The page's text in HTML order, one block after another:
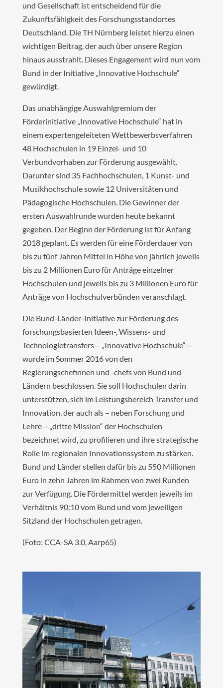
und Gesellschaft ist entscheidend für die
Zukunftsfähigkeit des Forschungsstandortes
Deutschland. Die TH Nürnberg leistet hierzu einen
wichtigen Beitrag, der auch über unsere Region
hinaus ausstrahlt. Dieses Engagement wird nun vom
Bund in der Initiative „Innovative Hochschule“
gewürdigt.
Das unabhängige Auswahlgremium der
Förderinitiative „Innovative Hochschule“ hat in
einem expertengeleiteten Wettbewerbsverfahren
48 Hochschulen in 19 Einzel- und 10
Verbundvorhaben zur Förderung ausgewählt.
Darunter sind 35 Fachhochschulen, 1 Kunst- und
Musikhochschule sowie 12 Universitäten und
Pädagogische Hochschulen. Die Gewinner der
ersten Auswahlrunde wurden heute bekannt
gegeben. Der Beginn der Förderung ist für Anfang
2018 geplant. Es werden für eine Förderdauer von
bis zu fünf Jahren Mittel in Höhe von jährlich jeweils
bis zu 2 Millionen Euro für Anträge einzelner
Hochschulen und jeweils bis zu 3 Millionen Euro für
Anträge von Hochschulverbünden veranschlagt.
Die Bund-Länder-Initiative zur Förderung des
forschungsbasierten Ideen-, Wissens- und
Technologietransfers – „Innovative Hochschule“ –
wurde im Sommer 2016 von den
Regierungschefinnen und -chefs von Bund und
Ländern beschlossen. Sie soll Hochschulen darin
unterstützen, sich im Leistungsbereich Transfer und
Innovation, der auch als – neben Forschung und
Lehre – „dritte Mission“ der Hochschulen
bezeichnet wird, zu profilieren und ihre strategische
Rolle im regionalen Innovationssystem zu stärken.
Bund und Länder stellen dafür bis zu 550 Millionen
Euro in zehn Jahren im Rahmen von zwei Runden
zur Verfügung. Die Fördermittel werden jeweils im
Verhältnis 90:10 vom Bund und vom jeweiligen
Sitzland der Hochschulen getragen.
(Foto: CCA-SA 3.0, Aarp65)